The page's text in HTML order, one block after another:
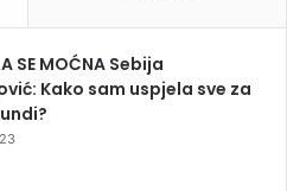
SE MOĆNA Sebija
Kako sam uspjela sve za